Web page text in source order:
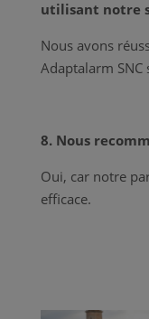
utilisant notre
Nous avons
Adaptalarm SNC
8. Nous
Oui, car notre
efficace.